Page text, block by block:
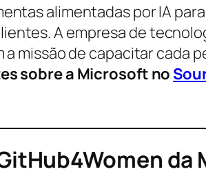
alimentadas por IA
A empresa de
missão de capacitar cada
sobre a Microsoft no
da